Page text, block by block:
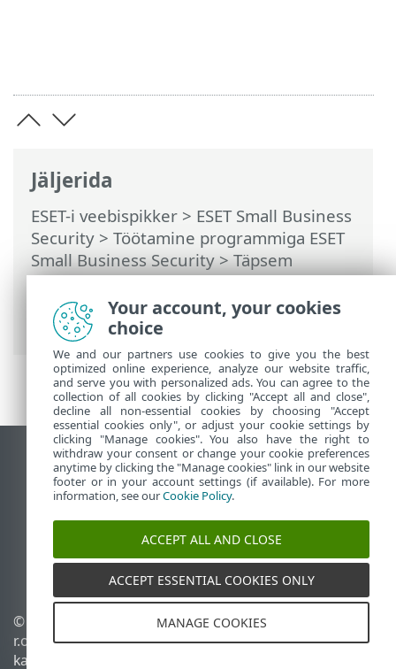
Jäljerida
ESET-i veebispikker > ESET Small Business
Security > Töötamine programmiga ESET
Small Business Security>Täpsem
häälestus> Täpsema häälestuse sätete
tagasivõtmine > Kõigi praeguse jaotise
sätete ennistamine
Vaata tavaarvutile mõeldud veebilehte
End of Life
ESET-i teabebaas
ESET-i foorum
ESET Status Portal
Piirkondlik tugi
© 1992 - 2026 ESET, spol. s
r.o. – kõik õigused on
kaitstud.
Küpsisepoliitika
Your account, your cookies
choice
We and our partners use cookies to give you the best
optimized online experience, analyze our website traffic,
and serve you with personalized ads. You can agree to the
collection of all cookies by clicking "Accept all and close",
decline all non-essential cookies by choosing "Accept
essential cookies only", or adjust your cookie settings by
clicking "Manage cookies". You also have the right to
withdraw your consent or change your cookie preferences
anytime by clicking the "Manage cookies" link in our website
footer or in your account settings (if available). For more
information, see ourCookie Policy.
ACCEPT ALL AND CLOSE
ACCEPT ESSENTIAL COOKIES ONLY
MANAGE COOKIES